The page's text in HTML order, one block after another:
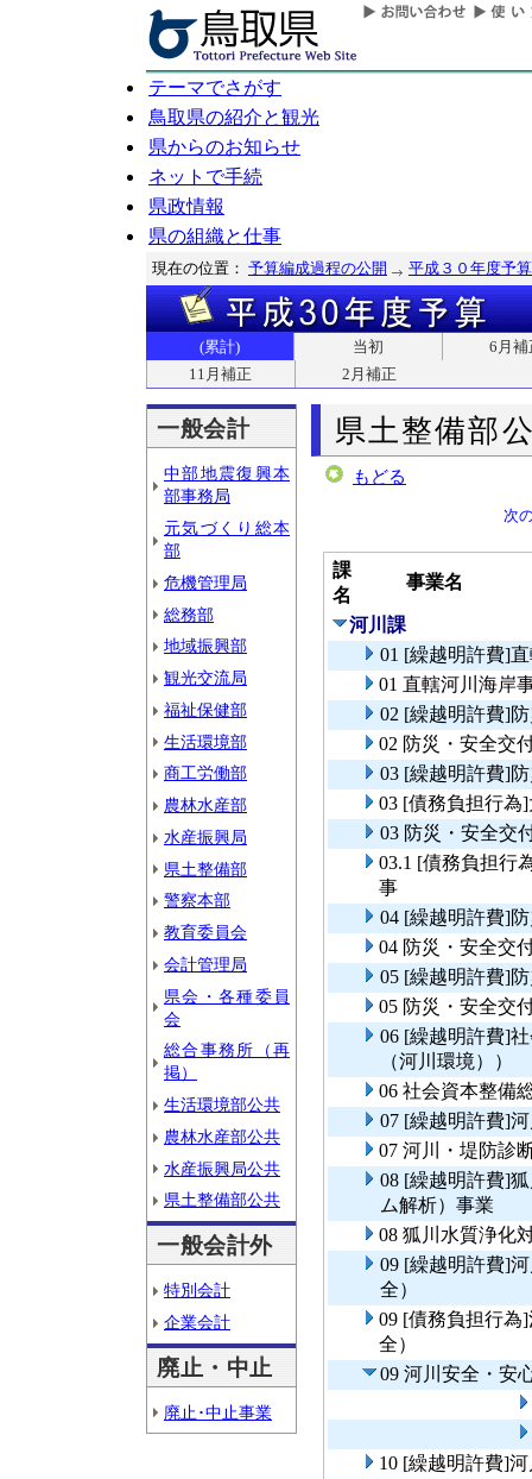
テーマでさがす
鳥取県の紹介と観光
県からのお知らせ
ネットで手続
県政情報
県の組織と仕事
現在の位置： 予算編成過程の公開 平成３０年度予算
(累計) 当初
6月補
11月補正
2月補正
一般会計
中部地震復興本
部事務局
元気づくり総本
部
危機管理局
総務部
地域振興部
観光交流局
福祉保健部
生活環境部
商工労働部
農林水産部
水産振興局
県土整備部
警察本部
教育委員会
会計管理局
県会・各種委員
会
総合事務所（再
掲）
生活環境部公共
農林水産部公共
水産振興局公共
県土整備部公共
一般会計外
特別会計
企業会計
廃止・中止
廃止･中止事業
県土整備部
もどる
次
課
名
事業名
河川課
01 [繰越明許費]
01 直轄河川海岸
02 [繰越明許費]
02 防災・安全交
03 [繰越明許費]
03 [債務負担行
03 防災・安全交
03.1 [債務負担行
事
04 [繰越明許費]
04 防災・安全交
05 [繰越明許費]
05 防災・安全交
06 [繰越明許費]
（河川環境））
06 社会資本整備
07 [繰越明許費]
07 河川・堤防診
08 [繰越明許費]
ム解析）事業
08 狐川水質浄化
09 [繰越明許費]
全）
09 [債務負担行為
全）
09 河川安全・
10 [繰越明許費]